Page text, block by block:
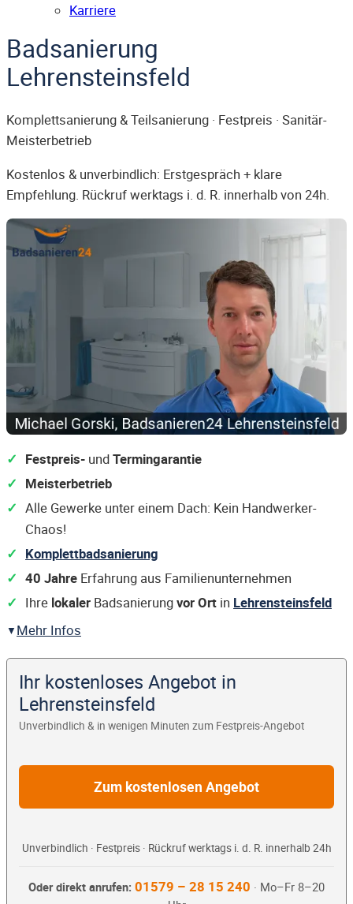
Karriere
Badsanierung
Lehrensteinsfeld
Komplettsanierung & Teilsanierung · Festpreis · Sanitär-
Meisterbetrieb
Kostenlos & unverbindlich: Erstgespräch + klare
Empfehlung. Rückruf werktags i. d. R. innerhalb von 24h.
Festpreis- undTermingarantie
Meisterbetrieb
Alle Gewerke unter einem Dach: Kein Handwerker-
Chaos!
Komplettbadsanierung
40 Jahre Erfahrung aus Familienunternehmen
Ihre lokaler Badsanierungvor Ort in Lehrensteinsfeld
Mehr Infos
Ihr kostenloses Angebot in
Lehrensteinsfeld
Unverbindlich & in wenigen Minuten zum Festpreis-Angebot
Zum kostenlosen Angebot
Unverbindlich · Festpreis · Rückruf werktags i. d. R. innerhalb 24h
Oder direkt anrufen: 01579 – 28 15 240 · Mo–Fr 8–20